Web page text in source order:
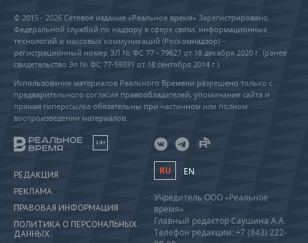
© 2015 - 2026 Сетевое издание «Реальное время» Зарегистрировано
Федеральной службой по надзору в сфере связи, информационных
технологий и массовых коммуникаций (Роскомнадзор) –
регистрационный номер ЭЛ № ФС 77 - 79627 от 18 декабря 2020 г. (ранее
свидетельство Эл № ФС 77-59331 от 18 сентября 2014 г.)
Использование материалов Реального Времени разрешено только с
предварительного согласия правообладателей, упоминание сайта и
прямая гиперссылка обязательны при частичном или полном
воспроизведении материалов.
18+
РЕДАКЦИЯ
РЕКЛАМА
ПРАВОВАЯ ИНФОРМАЦИЯ
ПОЛИТИКА О ПЕРСОНАЛЬНЫХ
ДАННЫХ
RU EN
Учредитель ООО «Реальное
время»
Главный редактор Саушина А.А.
Телефон редакции: +7 (843) 222-